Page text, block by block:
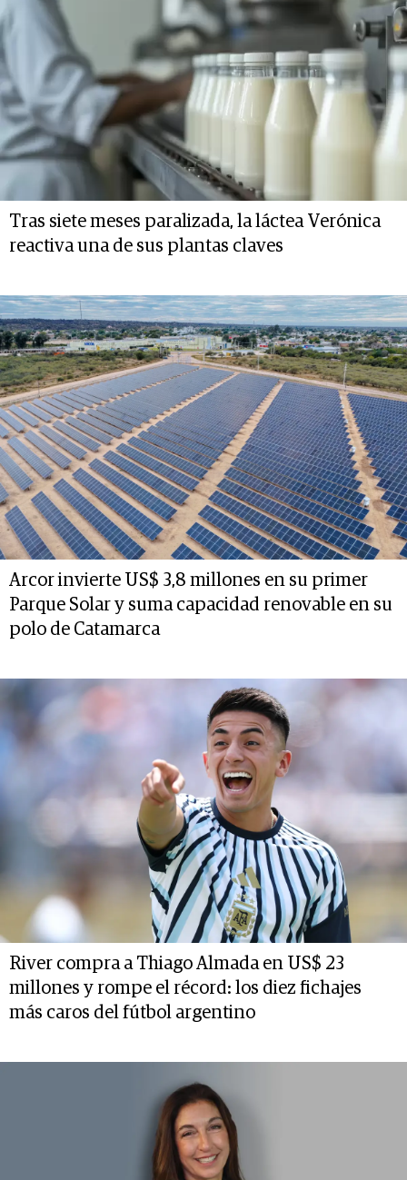
Tras siete meses paralizada, la láctea Verónica
reactiva una de sus plantas claves
Arcor invierte US$ 3,8 millones en su primer
Parque Solar y suma capacidad renovable en su
polo de Catamarca
River compra a Thiago Almada en US$ 23
millones y rompe el récord: los diez fichajes
más caros del fútbol argentino